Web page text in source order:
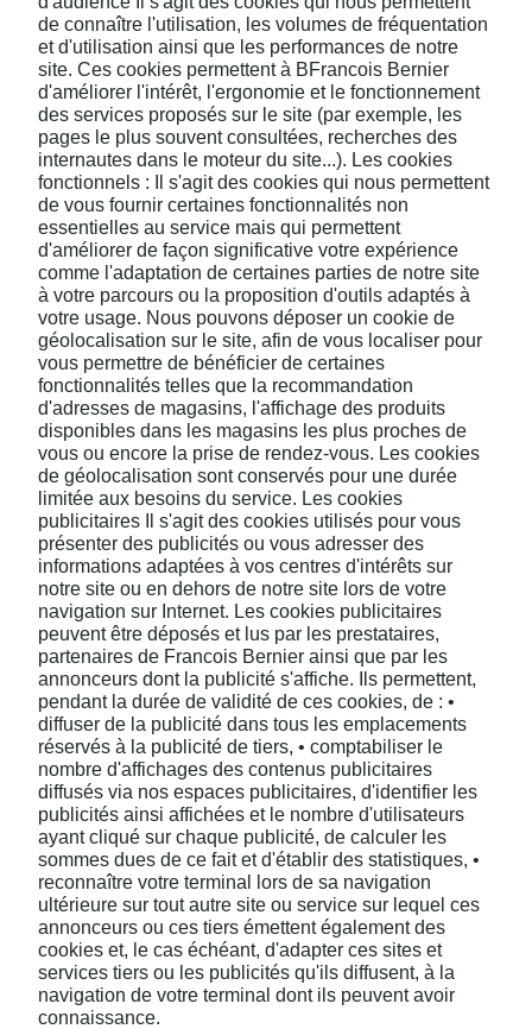
de connaître l'utilisation, les volumes de fréquentation
et d'utilisation ainsi que les performances de notre
site. Ces cookies permettent à BFrancois Bernier
d'améliorer l'intérêt, l'ergonomie et le fonctionnement
des services proposés sur le site (par exemple, les
pages le plus souvent consultées, recherches des
internautes dans le moteur du site...). Les cookies
fonctionnels : Il s'agit des cookies qui nous permettent
de vous fournir certaines fonctionnalités non
essentielles au service mais qui permettent
d'améliorer de façon significative votre expérience
comme l'adaptation de certaines parties de notre site
à votre parcours ou la proposition d'outils adaptés à
votre usage. Nous pouvons déposer un cookie de
géolocalisation sur le site, afin de vous localiser pour
vous permettre de bénéficier de certaines
fonctionnalités telles que la recommandation
d'adresses de magasins, l'affichage des produits
disponibles dans les magasins les plus proches de
vous ou encore la prise de rendez-vous. Les cookies
de géolocalisation sont conservés pour une durée
limitée aux besoins du service. Les cookies
publicitaires Il s'agit des cookies utilisés pour vous
présenter des publicités ou vous adresser des
informations adaptées à vos centres d'intérêts sur
notre site ou en dehors de notre site lors de votre
navigation sur Internet. Les cookies publicitaires
peuvent être déposés et lus par les prestataires,
partenaires de Francois Bernier ainsi que par les
annonceurs dont la publicité s'affiche. Ils permettent,
pendant la durée de validité de ces cookies, de : •
diffuser de la publicité dans tous les emplacements
réservés à la publicité de tiers, • comptabiliser le
nombre d'affichages des contenus publicitaires
diffusés via nos espaces publicitaires, d'identifier les
publicités ainsi affichées et le nombre d'utilisateurs
ayant cliqué sur chaque publicité, de calculer les
sommes dues de ce fait et d'établir des statistiques, •
reconnaître votre terminal lors de sa navigation
ultérieure sur tout autre site ou service sur lequel ces
annonceurs ou ces tiers émettent également des
cookies et, le cas échéant, d'adapter ces sites et
services tiers ou les publicités qu'ils diffusent, à la
navigation de votre terminal dont ils peuvent avoir
connaissance.